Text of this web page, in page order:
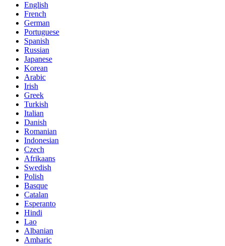
English
French
German
Portuguese
Spanish
Russian
Japanese
Korean
Arabic
Irish
Greek
Turkish
Italian
Danish
Romanian
Indonesian
Czech
Afrikaans
Swedish
Polish
Basque
Catalan
Esperanto
Hindi
Lao
Albanian
Amharic